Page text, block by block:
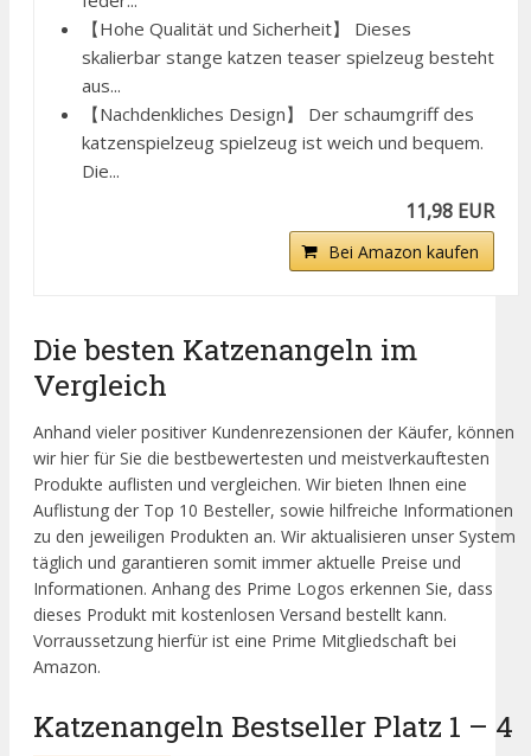
【Hohe Qualität und Sicherheit】 Dieses
skalierbar stange katzen teaser spielzeug besteht
aus...
【Nachdenkliches Design】 Der schaumgriff des
katzenspielzeug spielzeug ist weich und bequem.
Die...
11,98 EUR
Bei Amazon kaufen
Die besten Katzenangeln im
Vergleich
Anhand vieler positiver Kundenrezensionen der Käufer, können
wir hier für Sie die bestbewertesten und meistverkauftesten
Produkte auflisten und vergleichen. Wir bieten Ihnen eine
Auflistung der Top 10 Besteller, sowie hilfreiche Informationen
zu den jeweiligen Produkten an. Wir aktualisieren unser System
täglich und garantieren somit immer aktuelle Preise und
Informationen. Anhang des Prime Logos erkennen Sie, dass
dieses Produkt mit kostenlosen Versand bestellt kann.
Vorraussetzung hierfür ist eine Prime Mitgliedschaft bei
Amazon.
Katzenangeln Bestseller Platz 1 – 4